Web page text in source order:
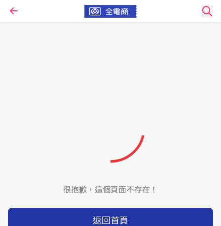
很抱歉，這個頁面不存在！
返回首頁